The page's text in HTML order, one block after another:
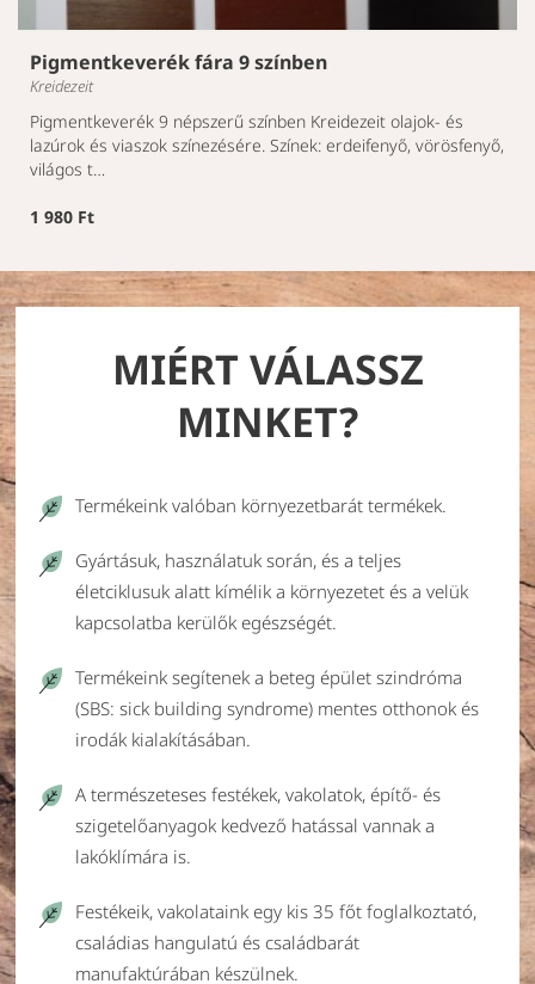
Pigmentkeverék fára 9 színben
Kreidezeit
Pigmentkeverék 9 népszerű színben Kreidezeit olajok- és
lazúrok és viaszok színezésére. Színek: erdeifenyő, vörösfenyő,
világos t…
1 980 Ft
MIÉRT VÁLASSZ
MINKET?
Termékeink valóban környezetbarát termékek.
Gyártásuk, használatuk során, és a teljes
életciklusuk alatt kímélik a környezetet és a velük
kapcsolatba kerülők egészségét.
Termékeink segítenek a beteg épület szindróma
(SBS: sick building syndrome) mentes otthonok és
irodák kialakításában.
A természeteses festékek, vakolatok, építő- és
szigetelőanyagok kedvező hatással vannak a
lakóklímára is.
Festékeik, vakolataink egy kis 35 főt foglalkoztató,
családias hangulatú és családbarát
manufaktúrában készülnek.